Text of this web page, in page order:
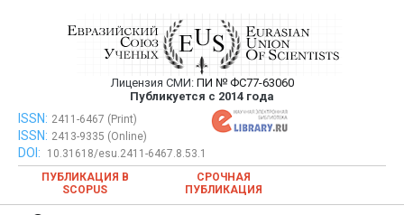
Евразийский Союз Ученых —
публикация научных статей в
ежемесячном научном журнале
Лицензия СМИ: ПИ № ФС77-63060
Публикуется с 2014 года
Евразийский Союз Ученых — публикация научных статей в
ежемесячном научном журнале
ISSN: 2411-6467 (Print)
ISSN: 2413-9335 (Online)
DOI:
10.31618/esu.2411-6467.8.53.1
ПУБЛИКАЦИЯ В
SCOPUS
СРОЧНАЯ
ПУБЛИКАЦИЯ